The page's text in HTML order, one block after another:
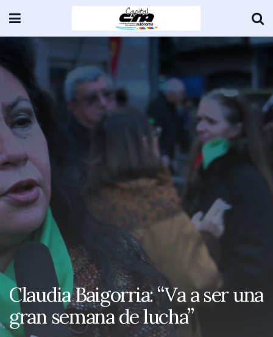
Claudia Baigorria: “Va a ser una
gran semana de lucha”